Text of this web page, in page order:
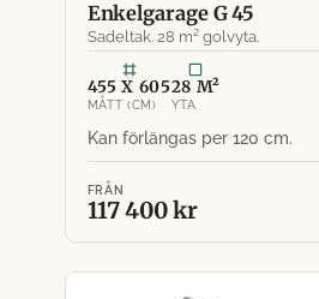
Enkelgarage G 45
Sadeltak. 28 m² golvyta.
455 X 605
MÅTT (CM)
28 M²
YTA
FRÅN
117 400 kr